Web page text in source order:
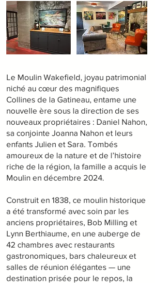
Le Moulin Wakefield, joyau patrimonial
niché au cœur des magnifiques
Collines de la Gatineau, entame une
nouvelle ère sous la direction de ses
nouveaux propriétaires : Daniel Nahon,
sa conjointe Joanna Nahon et leurs
enfants Julien et Sara. Tombés
amoureux de la nature et de l’histoire
riche de la région, la famille a acquis le
Moulin en décembre 2024.
Construit en 1838, ce moulin historique
a été transformé avec soin par les
anciens propriétaires, Bob Milling et
Lynn Berthiaume, en une auberge de
42 chambres avec restaurants
gastronomiques, bars chaleureux et
salles de réunion élégantes — une
destination prisée pour le repos, la